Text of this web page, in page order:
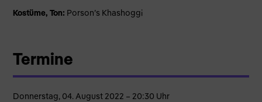
Kostüme, Ton: Porson’s Khashoggi
Termine
Donnerstag, 04. August 2022 – 20:30 Uhr